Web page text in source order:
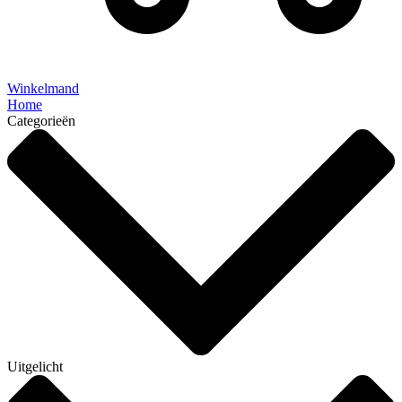
Winkelmand
Home
Categorieën
Uitgelicht